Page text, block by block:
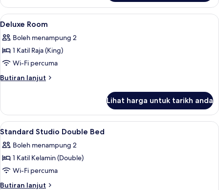
Queen
Room
Lihat
semua
foto
untuk
Deluxe
Room
Peralatan tempat tidur premium,
14
Deluxe Room
Boleh menampung 2
1 Katil Raja (King)
Wi-Fi percuma
Butiran lanjut
Butiran
Room
Lihat harga untuk tarikh anda
Lihat
semua
foto
untuk
Standard
Studio
Peralatan tempat tidur premium,
13
Standard Studio Double Bed
Boleh menampung 2
1 Katil Kelamin (Double)
Wi-Fi percuma
Butiran lanjut
Butiran